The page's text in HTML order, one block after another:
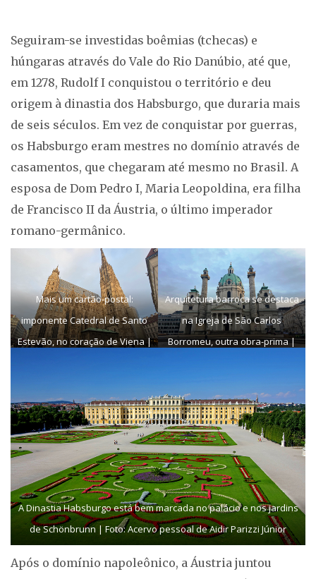
Seguiram-se investidas boêmias (tchecas) e
húngaras através do Vale do Rio Danúbio, até que,
em 1278, Rudolf I conquistou o território e deu
origem à dinastia dos Habsburgo, que duraria mais
de seis séculos. Em vez de conquistar por guerras,
os Habsburgo eram mestres no domínio através de
casamentos, que chegaram até mesmo no Brasil. A
esposa de Dom Pedro I, Maria Leopoldina, era filha
de Francisco II da Áustria, o último imperador
romano-germânico.
Mais um cartão-postal:
imponente Catedral de Santo
Estevão, no coração de Viena |
Arquitetura barroca se destaca
na Igreja de São Carlos
Borromeu, outra obra-prima |
A Dinastia Habsburgo está bem marcada no palácio e nos jardins
de Schönbrunn | Foto: Acervo pessoal de Aidir Parizzi Júnior
Após o domínio napoleônico, a Áustria juntou